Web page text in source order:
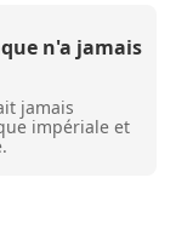
n'a jamais
jamais
impériale et